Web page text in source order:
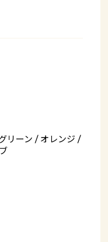
リーン / オレンジ /